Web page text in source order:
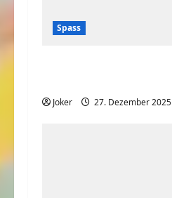
Spass
Joker 27. Dezember 2025